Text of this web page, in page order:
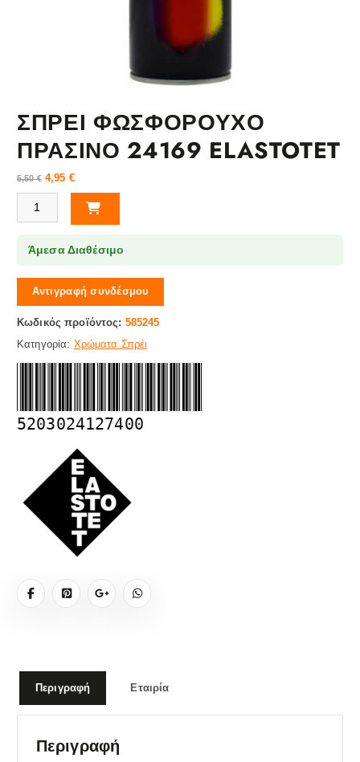
ΣΠΡΕΙ ΦΩΣΦΟΡΟΥΧΟ
ΠΡΑΣΙΝΟ 24169 ELASTOTET
5,50€ 4,95 €
ΣΠΡΕΙ ΦΩΣΦΟΡΟΥΧΟ ΠΡΑΣΙΝΟ 24169 ELASTOTET ποσότητα
Άμεσα Διαθέσιμο
Αντιγραφή συνδέσμου
Κωδικός προϊόντος: 585245
Κατηγορία: Χρώματα Σπρέι
5203024127400
Περιγραφή Εταιρία
Περιγραφή